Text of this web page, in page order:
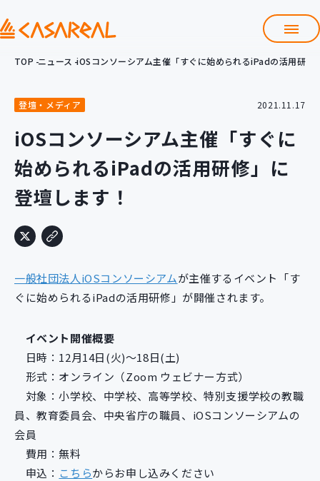
会社情報
サービス
プロダクト開発支援
クラウド導入支援 Git導入支援
システム構築支援
研修サービス
カスタマイズコース 教材購入
新規開発サービス
パッケージ開発
導入事例
イベント・セミナー
ニュース
採用情報
TOP ニュース iOSコンソーシアム主催「すぐに始められるiPadの活用研修
登壇・メディア 2021.11.17
iOSコンソーシアム主催「すぐに
始められるiPadの活用研修」に
登壇します！
一般社団法人iOSコンソーシアムが主催するイベント「す
ぐに始められるiPadの活用研修」が開催されます。
イベント開催概要
日時：12月14日(火)～18日(土)
形式：オンライン（Zoom ウェビナー方式）
対象：小学校、中学校、高等学校、特別支援学校の教職
員、教育委員会、中央省庁の職員、iOSコンソーシアムの
会員
費用：無料
申込： こちらからお申し込みください